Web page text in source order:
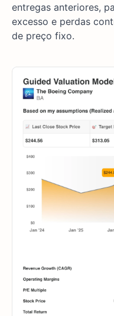
entregas anteriores,
excesso e perdas
de preço fixo.